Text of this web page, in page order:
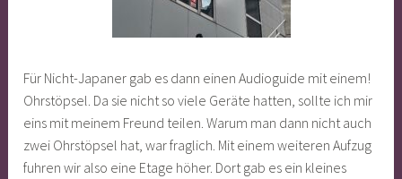
Für Nicht-Japaner gab es dann einen Audioguide mit einem!
Ohrstöpsel. Da sie nicht so viele Geräte hatten, sollte ich mir
eins mit meinem Freund teilen. Warum man dann nicht auch
zwei Ohrstöpsel hat, war fraglich. Mit einem weiteren Aufzug
fuhren wir also eine Etage höher. Dort gab es ein kleines